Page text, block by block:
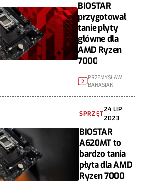
BIOSTAR
przygotował
tanie płyty
główne dla
AMD Ryzen
7000
2
PRZEMYSŁAW
BANASIAK
SPRZĘT
24 LIP
2023
BIOSTAR
A620MT to
bardzo tania
płyta dla AMD
Ryzen 7000